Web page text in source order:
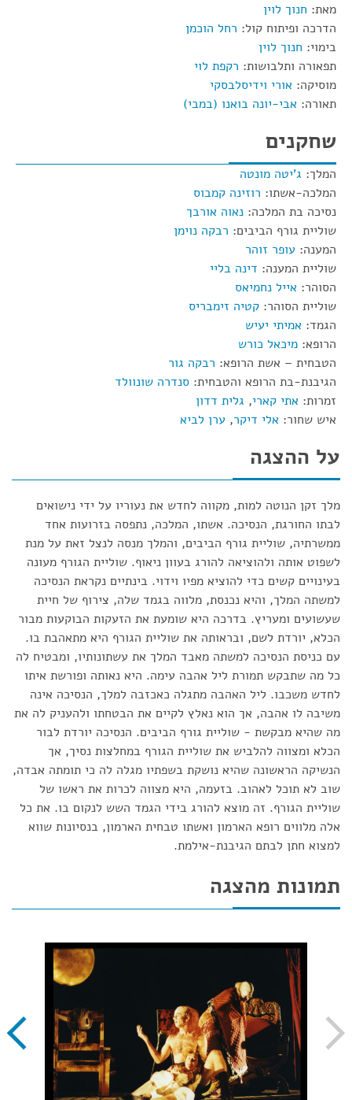
מאת: חנוך לוין
הדרכה ופיתוח קול: רחל הוכמן
בימוי: חנוך לוין
תפאורה ותלבושות: רקפת לוי
מוסיקה: אורי וידיסלבסקי
תאורה: אבי-יונה בואנו (במבי)
שחקנים
המלך: ג'יטה מונטה
המלכה-אשתו: רוזינה קמבוס
נסיכה בת המלכה: נאוה אורבך
שוליית גורף הביבים: רבקה נוימן
המענה: עופר זוהר
שוליית המענה: דינה בליי
הסוהר: אייל נחמיאס
שוליית הסוהר: קטיה זימבריס
הגמד: אמיתי יעיש
הרופא: מיכאל כורש
הטבחית – אשת הרופא: רבקה גור
הגיבנת-בת הרופא והטבחית: סנדרה שונוולד
זמרות: אתי קארי, גלית דדון
איש שחור: אלי דיקר, ערן לביא
על ההצגה
מלך זקן הנוטה למות, מקווה לחדש את נעוריו על ידי נישואים
לבתו החורגת, הנסיכה. אשתו, המלכה, נתפסה בזרועות אחד
ממשרתיה, שוליית גורף הביבים, והמלך מנסה לנצל זאת על מנת
לשפוט אותה ולהוציאה להורג בעוון ניאוף. שוליית הגורף מעונה
בעינויים קשים כדי להוציא מפיו וידוי. בינתיים נקראת הנסיכה
למשתה המלך, והיא נכנסת, מלווה בגמד שלה, צירוף של חיית
שעשועים ומעריץ. בדרכה היא שומעת את הזעקות הבוקעות מבור
הכלא, יורדת לשם, ובראותה את שוליית הגורף היא מתאהבת בו.
עם כניסת הנסיכה למשתה מאבד המלך את עשתונותיו, ומבטיח לה
כל מה שתבקש תמורת ליל אהבה עימה. היא נאותה ופורשת איתו
לחדש משכבו. ליל האהבה מתגלה כאכזבה למלך, הנסיכה אינה
משיבה לו אהבה, אך הוא נאלץ לקיים את הבטחתו ולהעניק לה את
מה שהיא מבקשת - שוליית גורף הביבים. הנסיכה יורדת לבור
הכלא ומצווה להלביש את שוליית הגורף במחלצות נסיך, אך
הנשיקה הראשונה שהיא נושקת בשפתיו מגלה לה כי תומתה אבדה,
שוב לא תוכל לאהוב. בזעמה, היא מצווה לכרות את ראשו של
שוליית הגורף. זה מוצא להורג בידי הגמד השש לנקום בו. את כל
אלה מלווים רופא הארמון ואשתו טבחית הארמון, בנסיונות שווא
למצוא חתן לבתם הגיבנת-אילמת.
תמונות מהצגה